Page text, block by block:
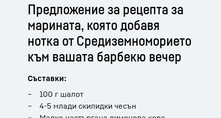
Предложение за рецепта за
марината, която добавя
нотка от Средиземноморието
към вашата барбекю вечер
Съставки:
100 г шалот
4-5 млади скилидки чесън